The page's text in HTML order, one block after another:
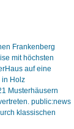
Frankenberg
mit höchsten
auf eine
in Holz
Musterhäusern
public:news
klassischen